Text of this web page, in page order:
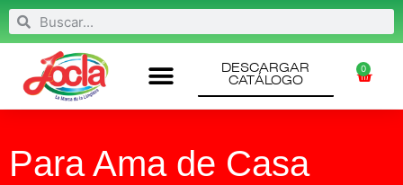
DESCARGAR
CATÁLOGO
0
Para Ama de Casa